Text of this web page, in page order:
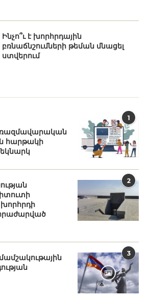
Ինչո՞ւ է խորհրդային
բռնաճնշումների թեման մնացել
ստվերում
1
հարթակի
2
3